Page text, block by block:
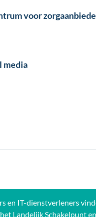
en IT-dienstverleners
Landelijk Schakelpunt
voor
media